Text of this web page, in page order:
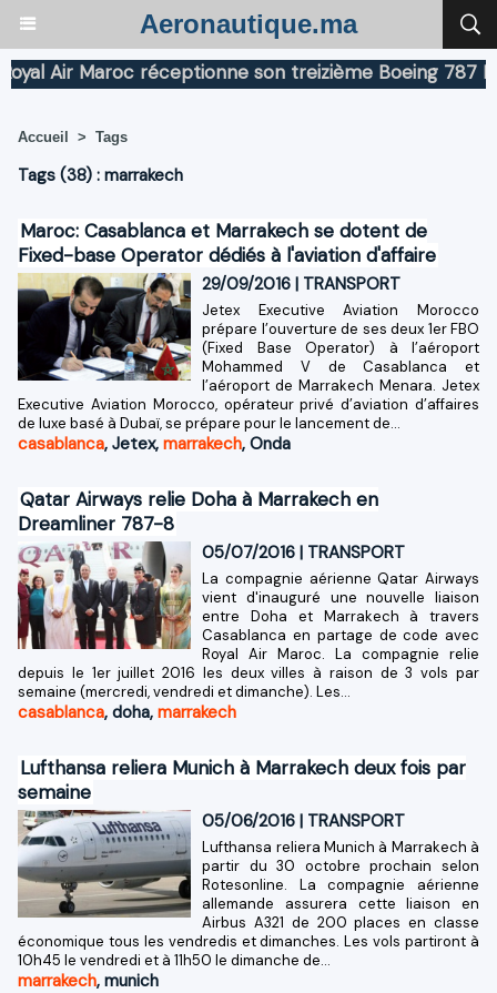
Aeronautique.ma
Air Maroc réceptionne son treizième Boeing 787
Accueil > Tags
Tags (38) : marrakech
Maroc: Casablanca et Marrakech se dotent de
Fixed-base Operator dédiés à l'aviation d'affaire
29/09/2016 | TRANSPORT
Jetex Executive Aviation Morocco
prépare l’ouverture de ses deux 1er FBO
(Fixed Base Operator) à l’aéroport
Mohammed V de Casablanca et
l’aéroport de Marrakech Menara. Jetex
Executive Aviation Morocco, opérateur privé d’aviation d’affaires
de luxe basé à Dubaï, se prépare pour le lancement de...
casablanca, Jetex, marrakech, Onda
Qatar Airways relie Doha à Marrakech en
Dreamliner 787-8
05/07/2016 | TRANSPORT
La compagnie aérienne Qatar Airways
vient d'inauguré une nouvelle liaison
entre Doha et Marrakech à travers
Casablanca en partage de code avec
Royal Air Maroc. La compagnie relie
depuis le 1er juillet 2016 les deux villes à raison de 3 vols par
semaine (mercredi, vendredi et dimanche). Les...
casablanca, doha, marrakech
Lufthansa reliera Munich à Marrakech deux fois par
semaine
05/06/2016 | TRANSPORT
Lufthansa reliera Munich à Marrakech à
partir du 30 octobre prochain selon
Rotesonline. La compagnie aérienne
allemande assurera cette liaison en
Airbus A321 de 200 places en classe
économique tous les vendredis et dimanches. Les vols partiront à
10h45 le vendredi et à 11h50 le dimanche de...
marrakech, munich